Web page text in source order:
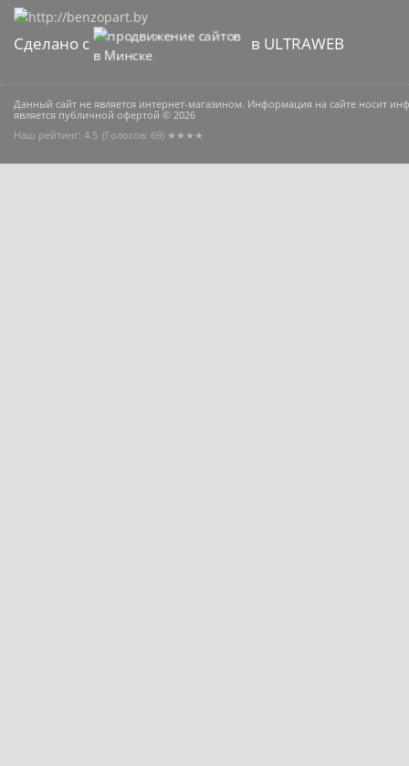
Сделано с в ULTRAWEB
Данный сайт не является интернет-магазином. Информация на сайте носит
является публичной офертой © 2026
Наш рейтинг: 4.5 (Голосов: 69) ★★★★